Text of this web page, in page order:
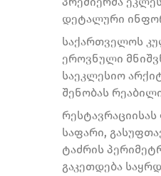
დეტალური
საქართველოს
ეროვნული
საეკლესიო
შენობას
საფარი,
ტაძრის
გაკეთდება